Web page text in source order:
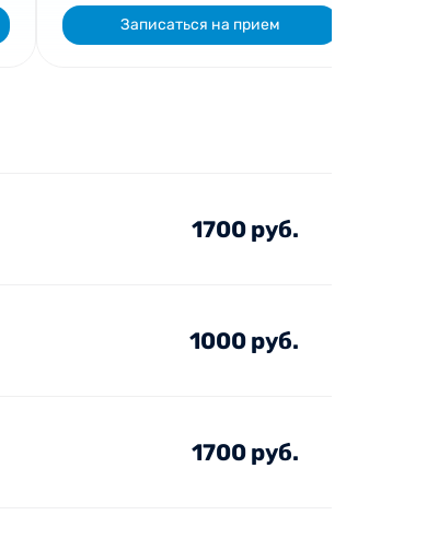
Записаться на прием
1700 руб.
1000 руб.
1700 руб.